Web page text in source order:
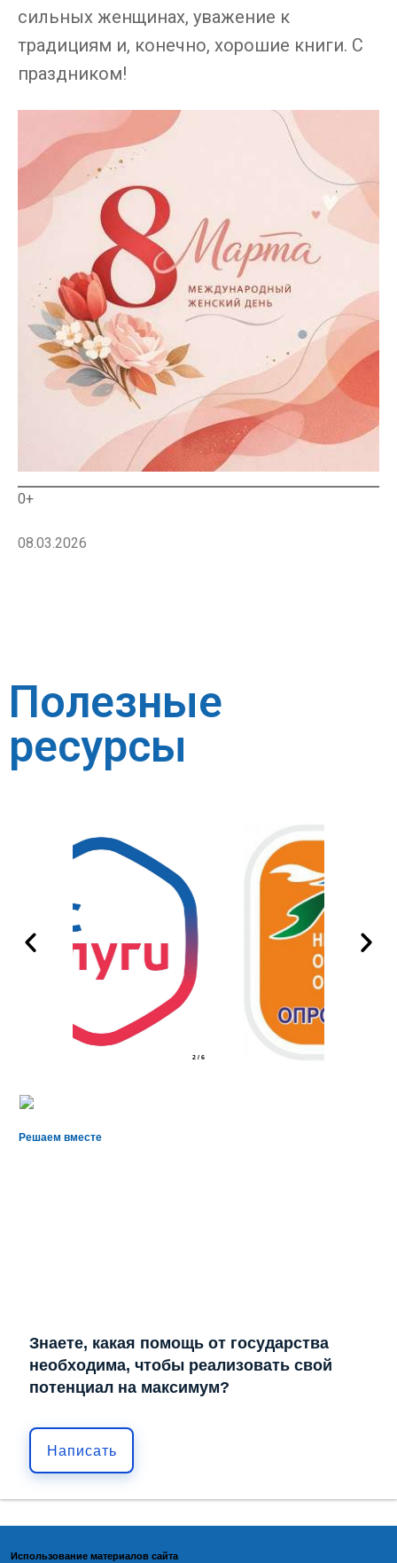
сильных женщинах, уважение к
традициям и, конечно, хорошие книги. С
праздником!
0+
08.03.2026
Полезные
ресурсы
2 / 6
Решаем вместе
Знаете, какая помощь от государства
необходима, чтобы реализовать свой
потенциал на максимум?
Написать
Использование материалов сайта